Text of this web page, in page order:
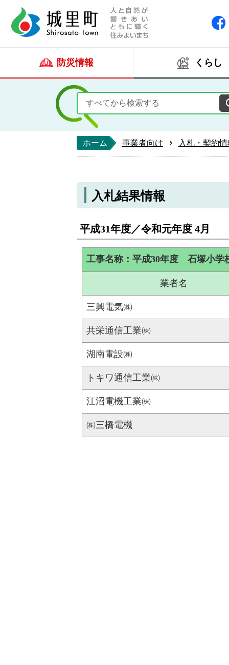
防災情報 くらし
ホーム 事業者向け 入札・契約
入札結果情報
平成31年度／令和元年度 4月
工事名称：平成30年度 石塚小学
業者名
三興電気㈱
共栄通信工業㈱
湖南電設㈱
トキワ通信工業㈱
江沼電機工業㈱
㈱三橋電機